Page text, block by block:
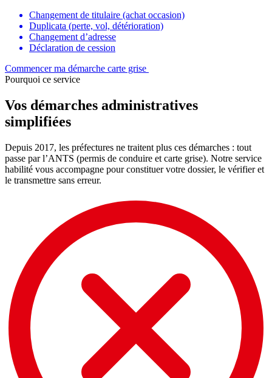
Changement de titulaire (achat occasion)
Duplicata (perte, vol, détérioration)
Changement d’adresse
Déclaration de cession
Commencer ma démarche carte grise
Pourquoi ce service
Vos démarches administratives
simplifiées
Depuis 2017, les préfectures ne traitent plus ces démarches : tout
passe par l’ANTS (permis de conduire et carte grise). Notre service
habilité vous accompagne pour constituer votre dossier, le vérifier et
le transmettre sans erreur.